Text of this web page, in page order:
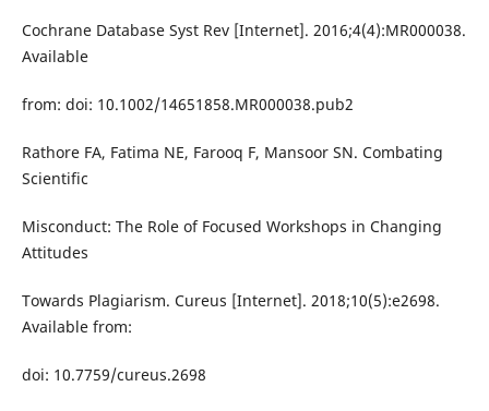
Cochrane Database Syst Rev [Internet]. 2016;4(4):MR000038.
Available
from: doi: 10.1002/14651858.MR000038.pub2
Rathore FA, Fatima NE, Farooq F, Mansoor SN. Combating
Scientific
Misconduct: The Role of Focused Workshops in Changing
Attitudes
Towards Plagiarism. Cureus [Internet]. 2018;10(5):e2698.
Available from:
doi: 10.7759/cureus.2698